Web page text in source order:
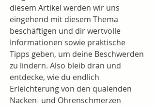
diesem Artikel werden wir uns
eingehend mit diesem Thema
beschäftigen und dir wertvolle
Informationen sowie praktische
Tipps geben, um deine Beschwerden
zu lindern. Also bleib dran und
entdecke, wie du endlich
Erleichterung von den quälenden
Nacken- und Ohrenschmerzen